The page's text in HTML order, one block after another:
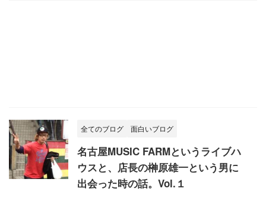
全てのブログ 面白いブログ
名古屋MUSIC FARMというライブハ
ウスと、店長の榊原雄一という男に
出会った時の話。Vol.１